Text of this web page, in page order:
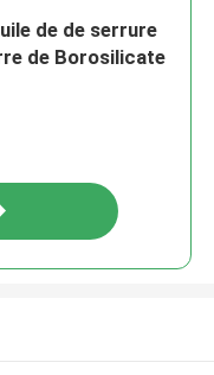
serrure
de Borosilicate